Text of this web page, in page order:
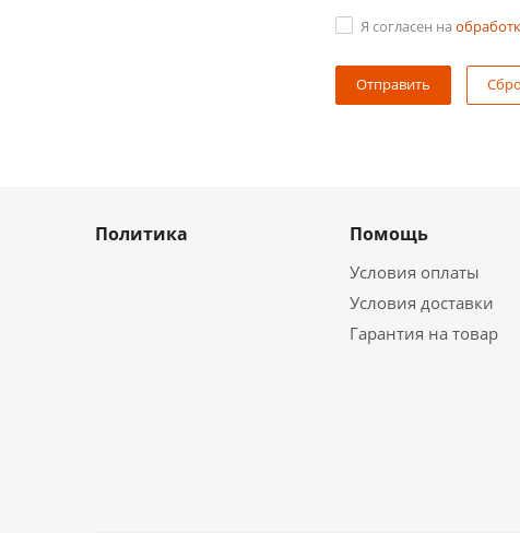
Я согласен на
Политика Помощь
Условия оплаты
Условия доставки
Гарантия на товар